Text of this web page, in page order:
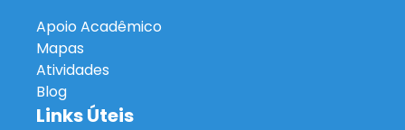
Apoio Acadêmico
Mapas
Atividades
Blog
Links Úteis